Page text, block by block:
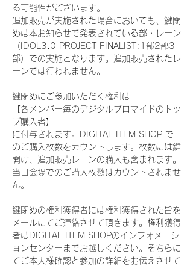
る可能性がございます。
追加販売が実施された場合においても、鍵閉
めは本お知らせで発表されている部・レーン
（IDOL3.0 PROJECT FINALIST:1部2部3
部）での実施となります。追加販売されたレ
ーンでは行われません。
鍵閉めにご参加いただく権利は
【各メンバー毎のデジタルブロマイドのトッ
プ購入者】
に付与されます。DIGITAL ITEM SHOP で
のご購入枚数をカウントします。枚数には鍵
開け、追加販売レーンの購入も含まれます。
当日会場でのご購入枚数はカウントされませ
ん。
鍵閉めの権利獲得者には権利獲得された旨を
メールにてご連絡させて頂きます。権利獲得
者はDIGITAL ITEM SHOPのインフォメーシ
ョンセンターまでお越しください。そちらに
てご本人様確認と参加の詳細をお伝えさせて